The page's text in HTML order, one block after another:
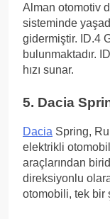
Alman otomotiv
sisteminde
gidermiştir. ID.4
bulunmaktadır.
hızı sunar.
5. Dacia
Dacia Spring,
elektrikli
araçlarından
direksiyonlu
otomobili, tek bir